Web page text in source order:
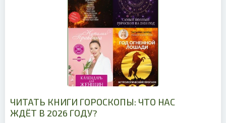
ЧИТАТЬ КНИГИ ГОРОСКОПЫ: ЧТО НАС
ЖДЁТ В 2026 ГОДУ?